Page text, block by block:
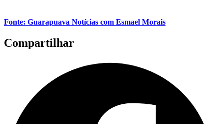
Fonte: Guarapuava Notícias com Esmael Morais
Compartilhar